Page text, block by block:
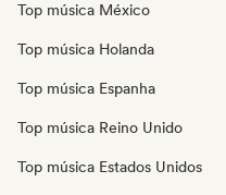
Top música México
Top música Holanda
Top música Espanha
Top música Reino Unido
Top música Estados Unidos